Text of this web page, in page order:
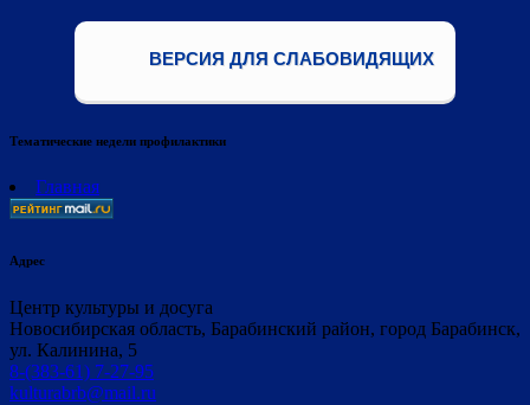
ВЕРСИЯ ДЛЯ СЛАБОВИДЯЩИХ
Тематические недели профилактики
Главная
Адрес
Центр культуры и досуга
Новосибирская область, Барабинский район, город Барабинск,
ул. Калинина, 5
8-(383-61) 7-27-95
kulturabrb@mail.ru